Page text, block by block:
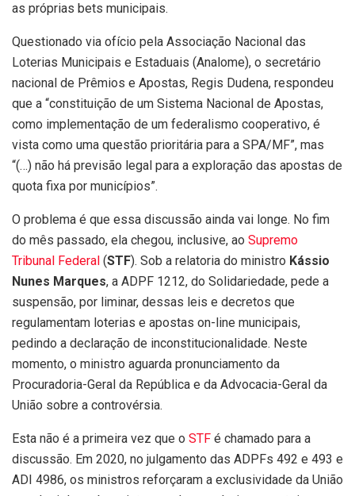
as próprias bets municipais.
Questionado via ofício pela Associação Nacional das
Loterias Municipais e Estaduais (Analome), o secretário
nacional de Prêmios e Apostas, Regis Dudena, respondeu
que a “constituição de um Sistema Nacional de Apostas,
como implementação de um federalismo cooperativo, é
vista como uma questão prioritária para a SPA/MF”, mas
“(…) não há previsão legal para a exploração das apostas de
quota fixa por municípios”.
O problema é que essa discussão ainda vai longe. No fim
do mês passado, ela chegou, inclusive, ao Supremo
Tribunal Federal (STF). Sob a relatoria do ministro Kássio
Nunes Marques, a ADPF 1212, do Solidariedade, pede a
suspensão, por liminar, dessas leis e decretos que
regulamentam loterias e apostas on-line municipais,
pedindo a declaração de inconstitucionalidade. Neste
momento, o ministro aguarda pronunciamento da
Procuradoria-Geral da República e da Advocacia-Geral da
União sobre a controvérsia.
Esta não é a primeira vez que o STF é chamado para a
discussão. Em 2020, no julgamento das ADPFs 492 e 493 e
ADI 4986, os ministros reforçaram a exclusividade da União